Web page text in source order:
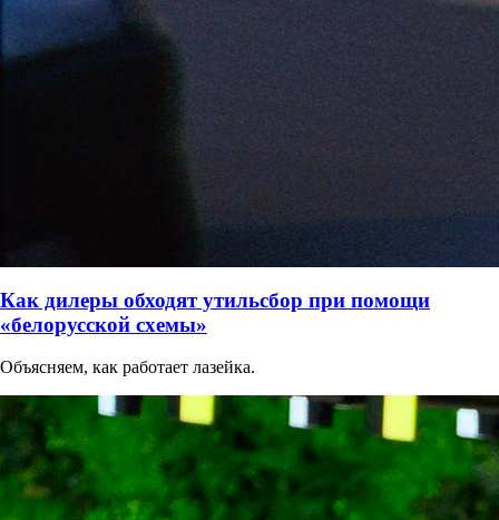
Как дилеры обходят утильсбор при помощи
«белорусской схемы»
Объясняем, как работает лазейка.